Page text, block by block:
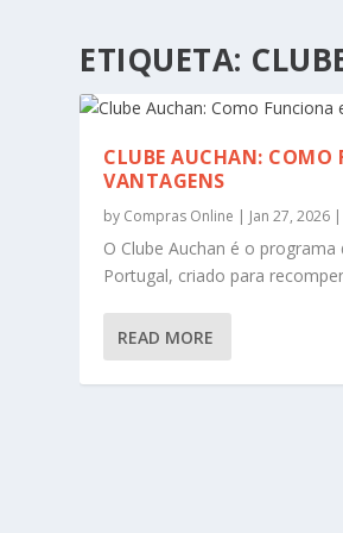
ETIQUETA:
CLUBE AUCHAN: COMO
VANTAGENS
by Compras Online | Jan 27, 2026 |
O Clube Auchan é o
Portugal, criado para
READ MORE